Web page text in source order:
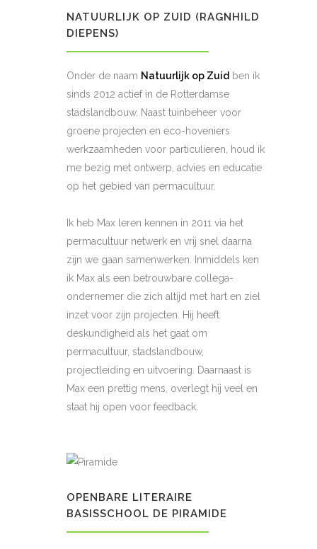
NATUURLIJK OP ZUID (RAGNHILD
DIEPENS)
Onder de naam Natuurlijk op Zuid ben ik
sinds 2012 actief in de Rotterdamse
stadslandbouw. Naast tuinbeheer voor
groene projecten en eco-hoveniers
werkzaamheden voor particulieren, houd ik
me bezig met ontwerp, advies en educatie
op het gebied van permacultuur.
Ik heb Max leren kennen in 2011 via het
permacultuur netwerk en vrij snel daarna
zijn we gaan samenwerken. Inmiddels ken
ik Max als een betrouwbare collega-
ondernemer die zich altijd met hart en ziel
inzet voor zijn projecten. Hij heeft
deskundigheid als het gaat om
permacultuur, stadslandbouw,
projectleiding en uitvoering. Daarnaast is
Max een prettig mens, overlegt hij veel en
staat hij open voor feedback.
OPENBARE LITERAIRE
BASISSCHOOL DE PIRAMIDE